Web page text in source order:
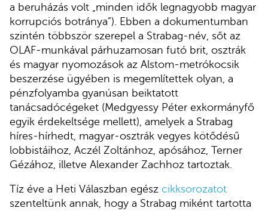
a beruházás volt „minden idők legnagyobb magyar
korrupciós botránya”). Ebben a dokumentumban
szintén többször szerepel a Strabag-név, sőt az
OLAF-munkával párhuzamosan futó brit, osztrák
és magyar nyomozások az Alstom-metrókocsik
beszerzése ügyében is megemlítettek olyan, a
pénzfolyamba gyanúsan beiktatott
tanácsadócégeket (Medgyessy Péter exkormányfő
egyik érdekeltsége mellett), amelyek a Strabag
híres-hírhedt, magyar-osztrák vegyes kötődésű
lobbistáihoz, Aczél Zoltánhoz, apósához, Terner
Gézához, illetve Alexander Zachhoz tartoztak.
Tíz éve a Heti Válaszban egész cikksorozatot
szenteltünk annak, hogy a Strabag miként tartotta